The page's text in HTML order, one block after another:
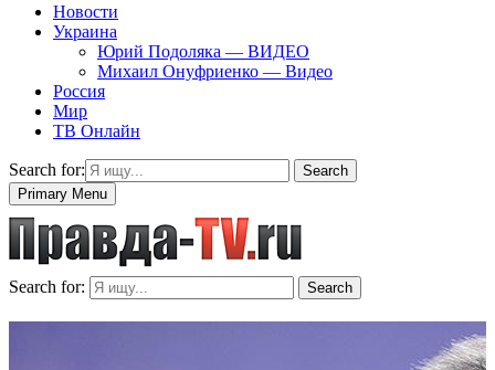
Новости
Украина
Юрий Подоляка — ВИДЕО
Михаил Онуфриенко — Видео
Россия
Мир
ТВ Онлайн
Search for:
Search
Primary Menu
Search for: Search